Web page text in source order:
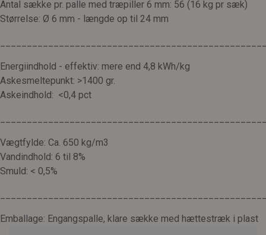
Antal sække pr. palle med træpiller 6 mm: 56 (16 kg pr sæk)
Størrelse: Ø 6 mm - længde op til 24 mm
Energiindhold - effektiv: mere end 4,8 kWh/kg
Askesmeltepunkt: >1400 gr.
Askeindhold: <0,4 pct
Vægtfylde: Ca. 650 kg/m3
Vandindhold: 6 til 8%
Smuld: < 0,5%
Emballage: Engangspalle, klare sække med hættestræk i plast